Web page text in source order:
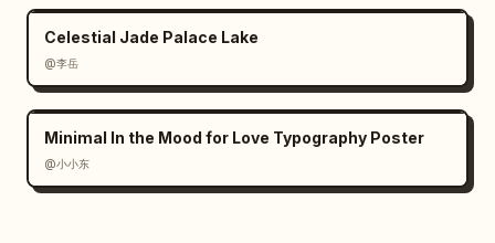
Celestial Jade Palace Lake
@李岳
Minimal In the Mood for Love Typography Poster
@小小东